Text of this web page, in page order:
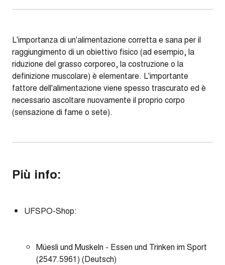
L'importanza di un'alimentazione corretta e sana per il
raggiungimento di un obiettivo fisico (ad esempio, la
riduzione del grasso corporeo, la costruzione o la
definizione muscolare) è elementare. L'importante
fattore dell'alimentazione viene spesso trascurato ed è
necessario ascoltare nuovamente il proprio corpo
(sensazione di fame o sete).
Più info:
UFSPO-Shop:
Müesli und Muskeln - Essen und Trinken im Sport
(2547.5961) (Deutsch)